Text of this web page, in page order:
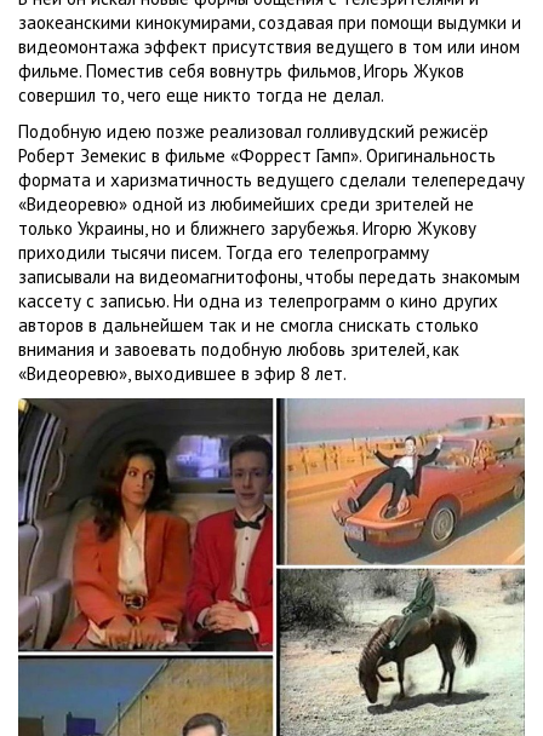
заокеанскими кинокумирами, создавая при помощи выдумки и
видеомонтажа эффект присутствия ведущего в том или ином
фильме. Поместив себя вовнутрь фильмов, Игорь Жуков
совершил то, чего еще никто тогда не делал.
Подобную идею позже реализовал голливудский режисёр
Роберт Земекис в фильме «Форрест Гамп». Оригинальность
формата и харизматичность ведущего сделали телепередачу
«Видеоревю» одной из любимейших среди зрителей не
только Украины, но и ближнего зарубежья. Игорю Жукову
приходили тысячи писем. Тогда его телепрограмму
записывали на видеомагнитофоны, чтобы передать знакомым
кассету с записью. Ни одна из телепрограмм о кино других
авторов в дальнейшем так и не смогла снискать столько
внимания и завоевать подобную любовь зрителей, как
«Видеоревю», выходившее в эфир 8 лет.